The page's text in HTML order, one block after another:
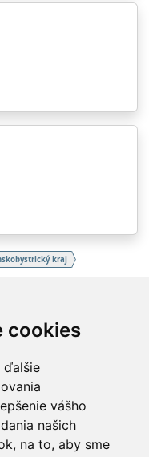
cookies
ďalšie
vášho
našich
na to, aby sme
kraj
podmienky
pre poskytovateľov